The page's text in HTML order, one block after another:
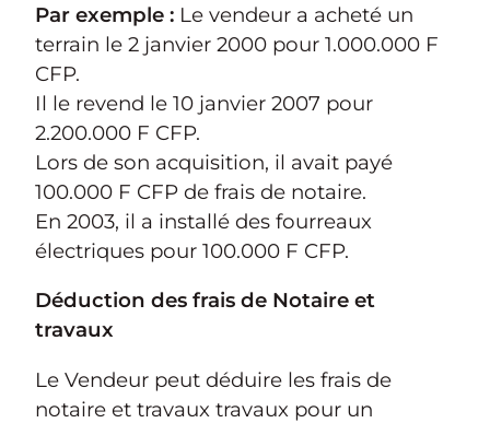
Par exemple : Le vendeur a acheté un
terrain le 2 janvier 2000 pour 1.000.000 F
CFP.
Il le revend le 10 janvier 2007 pour
2.200.000 F CFP.
Lors de son acquisition, il avait payé
100.000 F CFP de frais de notaire.
En 2003, il a installé des fourreaux
électriques pour 100.000 F CFP.
Déduction des frais de Notaire et
travaux
Le Vendeur peut déduire les frais de
notaire et travaux travaux pour un